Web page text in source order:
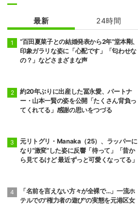
最新 24時間
“百田夏菜子との結婚発表から2年”堂本剛、
印象ガラリな姿に「心配です」「匂わせな
の？」などさまざまな声
約20年ぶりに出産した冨永愛、パートナ
ー・山本一賢の姿を公開「たくさん背負っ
てくれてる」感謝の思いをつづる
元リトグリ・Manaka（25）、ラッパーに
なり“激変”した姿に反響「待って」「昔か
ら見てるけど 最近ずっと可愛くなってる」
「名前を言えない方々が全裸で…」一流ホ
テルでの"権力者の遊び"の実態を元港区女